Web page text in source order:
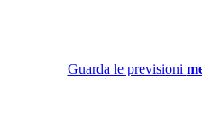
Guarda le previsioni